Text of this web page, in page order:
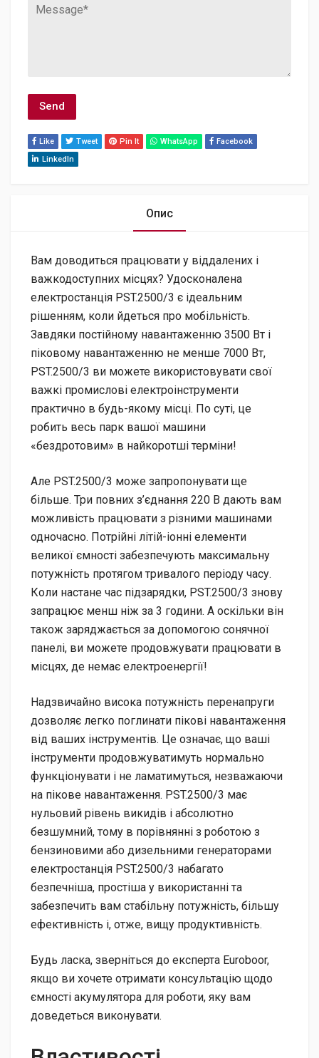
Like Tweet Pin It WhatsApp
Facebook
LinkedIn
Опис
Вам доводиться працювати у віддалених і
важкодоступних місцях? Удосконалена
електростанція PST.2500/3 є ідеальним
рішенням, коли йдеться про мобільність.
Завдяки постійному навантаженню 3500 Вт і
піковому навантаженню не менше 7000 Вт,
PST.2500/3 ви можете використовувати свої
важкі промислові електроінструменти
практично в будь-якому місці. По суті, це
робить весь парк вашої машини
«бездротовим» в найкоротші терміни!
Але PST.2500/3 може запропонувати ще
більше. Три повних з’єднання 220 В дають вам
можливість працювати з різними машинами
одночасно. Потрійні літій-іонні елементи
великої ємності забезпечують максимальну
потужність протягом тривалого періоду часу.
Коли настане час підзарядки, PST.2500/3 знову
запрацює менш ніж за 3 години. А оскільки він
також заряджається за допомогою сонячної
панелі, ви можете продовжувати працювати в
місцях, де немає електроенергії!
Надзвичайно висока потужність перенапруги
дозволяє легко поглинати пікові навантаження
від ваших інструментів. Це означає, що ваші
інструменти продовжуватимуть нормально
функціонувати і не ламатимуться, незважаючи
на пікове навантаження. PST.2500/3 має
нульовий рівень викидів і абсолютно
безшумний, тому в порівнянні з роботою з
бензиновими або дизельними генераторами
електростанція PST.2500/3 набагато
безпечніша, простіша у використанні та
забезпечить вам стабільну потужність, більшу
ефективність і, отже, вищу продуктивність.
Будь ласка, зверніться до експерта Euroboor,
якщо ви хочете отримати консультацію щодо
ємності акумулятора для роботи, яку вам
доведеться виконувати.